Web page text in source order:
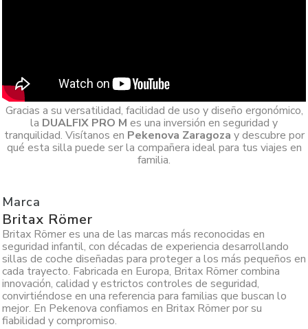
Gracias a su versatilidad, facilidad de uso y diseño ergonómico,
la DUALFIX PRO M es una inversión en seguridad y
tranquilidad. Visítanos en Pekenova Zaragoza y descubre por
qué esta silla puede ser la compañera ideal para tus viajes en
familia.
Marca
Britax Römer
Britax Römer es una de las marcas más reconocidas en
seguridad infantil, con décadas de experiencia desarrollando
sillas de coche diseñadas para proteger a los más pequeños en
cada trayecto. Fabricada en Europa, Britax Römer combina
innovación, calidad y estrictos controles de seguridad,
convirtiéndose en una referencia para familias que buscan lo
mejor. En Pekenova confiamos en Britax Römer por su
fiabilidad y compromiso.